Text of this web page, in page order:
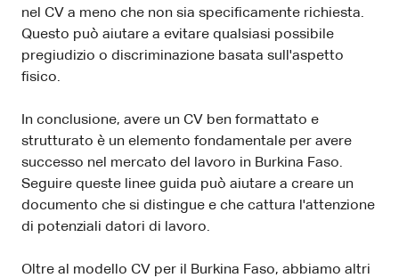
nel CV a meno che non sia specificamente richiesta.
Questo può aiutare a evitare qualsiasi possibile
pregiudizio o discriminazione basata sull'aspetto
fisico.
In conclusione, avere un CV ben formattato e
strutturato è un elemento fondamentale per avere
successo nel mercato del lavoro in Burkina Faso.
Seguire queste linee guida può aiutare a creare un
documento che si distingue e che cattura l'attenzione
di potenziali datori di lavoro.
Oltre al modello CV per il Burkina Faso, abbiamo altri